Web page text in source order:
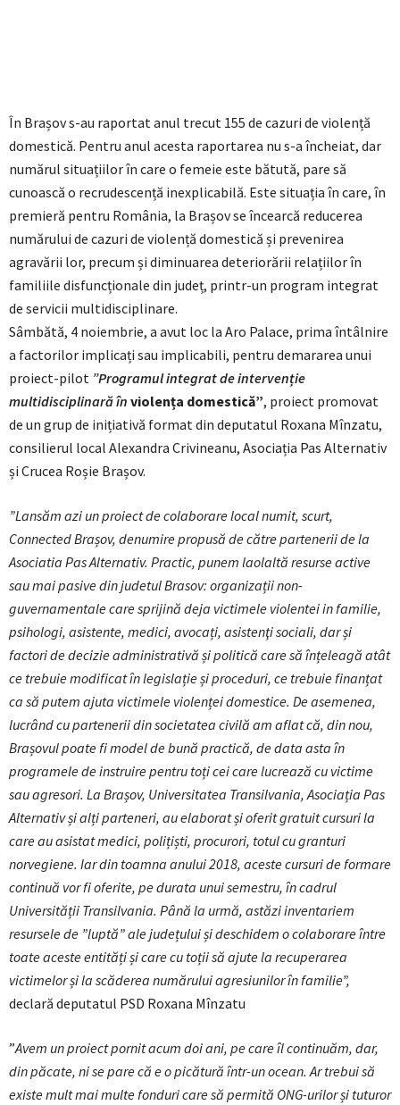
În Brașov s-au raportat anul trecut 155 de cazuri de violență
domestică. Pentru anul acesta raportarea nu s-a încheiat, dar
numărul situațiilor în care o femeie este bătută, pare să
cunoască o recrudescență inexplicabilă. Este situația în care, în
premieră pentru România, la Brașov se încearcă reducerea
numărului de cazuri de violență domestică și prevenirea
agravării lor, precum și diminuarea deteriorării relațiilor în
familiile disfuncționale din județ, printr-un program integrat
de servicii multidisciplinare.
Sâmbătă, 4 noiembrie, a avut loc la Aro Palace, prima întâlnire
a factorilor implicați sau implicabili, pentru demararea unui
proiect-pilot ”Programul integrat de intervenție
multidisciplinară în violența domestică”, proiect promovat
de un grup de inițiativă format din deputatul Roxana Mînzatu,
consilierul local Alexandra Crivineanu, Asociația Pas Alternativ
și Crucea Roșie Brașov.
”Lansăm azi un proiect de colaborare local numit, scurt,
Connected Brașov, denumire propusă de către partenerii de la
Asociatia Pas Alternativ. Practic, punem laolaltă resurse active
sau mai pasive din judetul Brasov: organizații non-
guvernamentale care sprijină deja victimele violentei in familie,
psihologi, asistente, medici, avocați, asistenţi sociali, dar și
factori de decizie administrativă și politică care să înțeleagă atât
ce trebuie modificat în legislație și proceduri, ce trebuie finanțat
ca să putem ajuta victimele violenței domestice. De asemenea,
lucrând cu partenerii din societatea civilă am aflat că, din nou,
Brașovul poate fi model de bună practică, de data asta în
programele de instruire pentru toți cei care lucrează cu victime
sau agresori. La Brașov, Universitatea Transilvania, Asociația Pas
Alternativ și alți parteneri, au elaborat și oferit gratuit cursuri la
care au asistat medici, polițiști, procurori, totul cu granturi
norvegiene. Iar din toamna anului 2018, aceste cursuri de formare
continuă vor fi oferite, pe durata unui semestru, în cadrul
Universității Transilvania. Până la urmă, astăzi inventariem
resursele de ”luptă” ale județului și deschidem o colaborare între
toate aceste entități și care cu toții să ajute la recuperarea
victimelor și la scăderea numărului agresiunilor în familie”,
declară deputatul PSD Roxana Mînzatu
”Avem un proiect pornit acum doi ani, pe care îl continuăm, dar,
din păcate, ni se pare că e o picătură într-un ocean. Ar trebui să
existe mult mai multe fonduri care să permită ONG-urilor și tuturor